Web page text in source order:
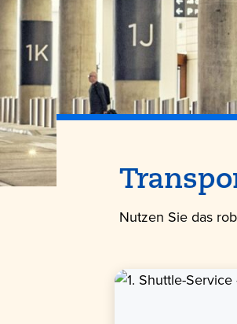
Nutzen Sie das